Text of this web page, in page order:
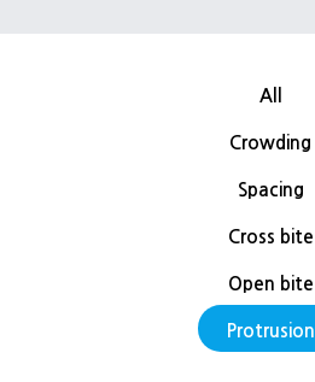
All
Crowding
Spacing
Cross bite
Open bite
Protrusion